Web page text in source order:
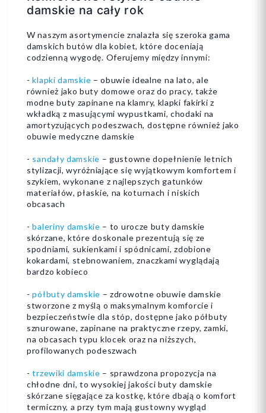
damskie na cały rok
W naszym asortymencie znalazła się szeroka gama
damskich butów dla kobiet, które doceniają
codzienną wygodę. Oferujemy między innymi:
-klapki damskie – obuwie idealne na lato, ale
również jako buty domowe oraz do pracy, także
modne buty zapinane na klamry, klapki fakirki z
wkładką z masującymi wypustkami, chodaki na
amortyzujących podeszwach, dostępne również jako
obuwie medyczne damskie
- sandały damskie – gustowne dopełnienie letnich
stylizacji, wyróżniające się wyjątkowym komfortem i
szykiem, wykonane z najlepszych gatunków
materiałów, płaskie, na koturnach i niskich
obcasach
-baleriny damskie – to urocze buty damskie
skórzane, które doskonale prezentują się ze
spodniami, sukienkami i spódnicami, zdobione
kokardami, stebnowaniem, znaczkami wyglądają
bardzo kobieco
-półbuty damskie – zdrowotne obuwie damskie
stworzone z myślą o maksymalnym komforcie i
bezpieczeństwie dla stóp, dostępne jako półbuty
sznurowane, zapinane na praktyczne rzepy, zamki,
na obcasach typu klocek oraz na niższych,
profilowanych podeszwach
-trzewiki damskie – sprawdzona propozycja na
chłodne dni, to wysokiej jakości buty damskie
skórzane sięgające za kostkę, które dbają o komfort
termiczny, a przy tym mają gustowny wygląd